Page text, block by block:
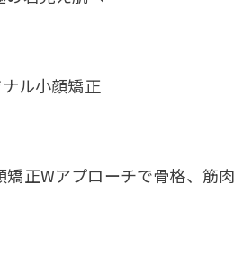
ル小顔矯正
正Wアプローチで骨格、筋